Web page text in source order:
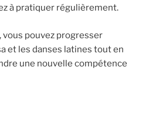
à pratiquer régulièrement.
vous pouvez progresser
et les danses latines tout en
une nouvelle compétence